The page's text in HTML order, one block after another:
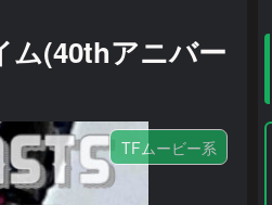
ム(40thアニバー
TFムービー系